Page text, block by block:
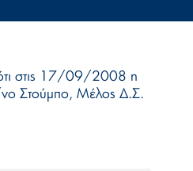
στις 17/09/2008 η
Στούμπο, Μέλος Δ.Σ.